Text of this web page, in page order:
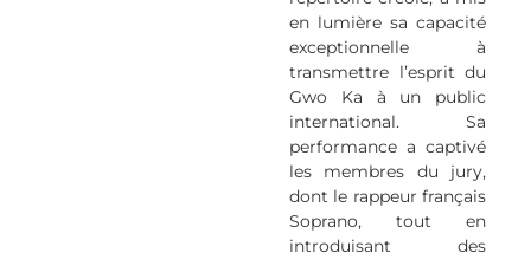
en lumière sa capacité
exceptionnelle à
transmettre l’esprit du
Gwo Ka à un public
international. Sa
performance a captivé
les membres du jury,
dont le rappeur français
Soprano, tout en
introduisant des